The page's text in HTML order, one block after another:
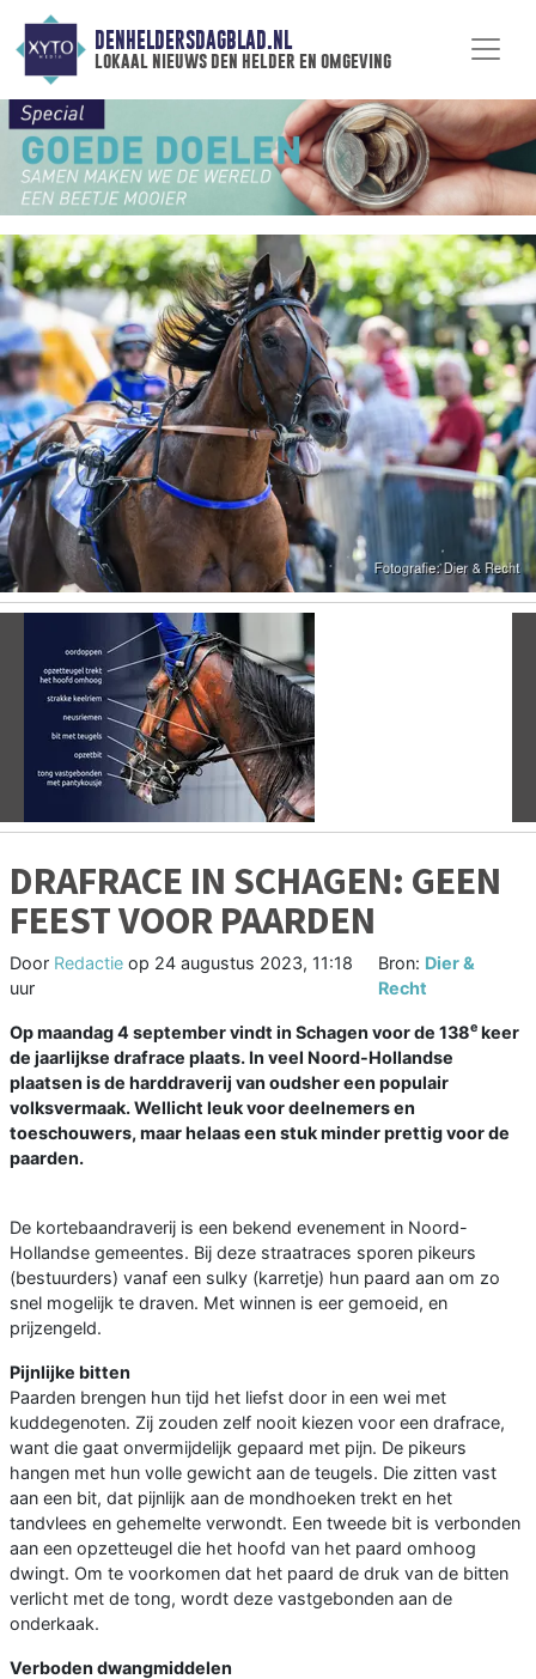
DENHELDERSDAGBLAD.NL
lokaal nieuws den helder en omgeving
Vorige
DRAFRACE IN SCHAGEN: GEEN
FEEST VOOR PAARDEN
Door Redactie op 24 augustus 2023, 11:18
uur
Bron: Dier &
Recht
Op maandag 4 september vindt in Schagen voor de 138e keer
de jaarlijkse drafrace plaats. In veel Noord-Hollandse
plaatsen is de harddraverij van oudsher een populair
volksvermaak. Wellicht leuk voor deelnemers en
toeschouwers, maar helaas een stuk minder prettig voor de
paarden.
De kortebaandraverij is een bekend evenement in Noord-
Hollandse gemeentes. Bij deze straatraces sporen pikeurs
(bestuurders) vanaf een sulky (karretje) hun paard aan om zo
snel mogelijk te draven. Met winnen is eer gemoeid, en
prijzengeld.
Pijnlijke bitten
Paarden brengen hun tijd het liefst door in een wei met
kuddegenoten. Zij zouden zelf nooit kiezen voor een drafrace,
want die gaat onvermijdelijk gepaard met pijn. De pikeurs
hangen met hun volle gewicht aan de teugels. Die zitten vast
aan een bit, dat pijnlijk aan de mondhoeken trekt en het
tandvlees en gehemelte verwondt. Een tweede bit is verbonden
aan een opzetteugel die het hoofd van het paard omhoog
dwingt. Om te voorkomen dat het paard de druk van de bitten
verlicht met de tong, wordt deze vastgebonden aan de
onderkaak.
Verboden dwangmiddelen